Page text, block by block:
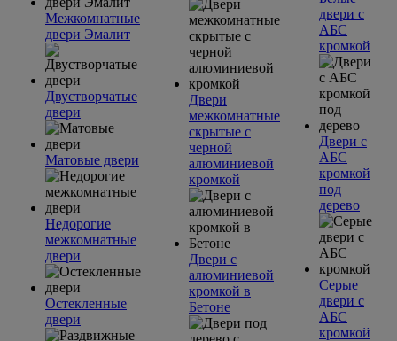
Межкомнатные
двери Эмалит
Двустворчатые
двери
Матовые двери
Недорогие
межкомнатные
двери
Остекленные
двери
Двери
межкомнатные
скрытые с
черной
алюминиевой
кромкой
Двери с
алюминиевой
кромкой в
Бетоне
двери с
АБС
кромкой
Двери с
АБС
кромкой
под
дерево
Серые
двери с
АБС
кромкой